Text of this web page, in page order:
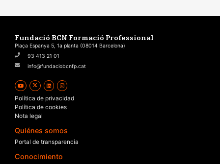
Fundació BCN Formació Professional
Plaça Espanya 5, 1a planta (08014 Barcelona)
93 413 21 01
info@fundaciobcnfp.cat
Política de privacidad
Política de cookies
Nota legal
Quiénes somos
Portal de transparencia
Conocimiento